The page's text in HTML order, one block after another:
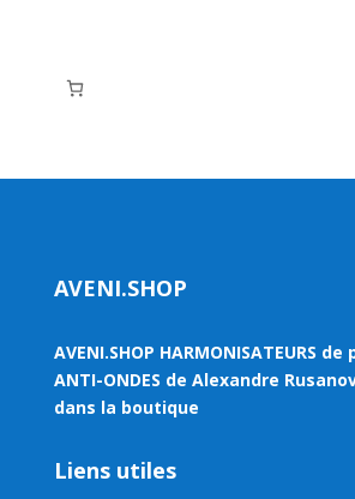
AVENI.SHOP
AVENI.SHOP HARMONISATEURS
ANTI-ONDES de Alexandre
dans la boutique
Liens utiles